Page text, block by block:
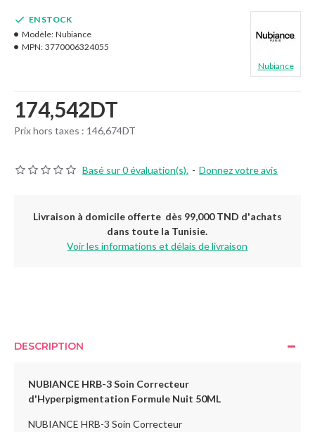
Basé sur 0 évaluation(s). - Donnez votre avis
174,542DT
Prix hors taxes : 146,674DT
EN STOCK
Modèle: Nubiance
MPN: 3770006324055
Nubiance
Livraison à domicile offerte dès 99,000 TND d'achats
dans toute la Tunisie.
Voir les informations et délais de livraison
DESCRIPTION
NUBIANCE HRB-3 Soin Correcteur
d'Hyperpigmentation Formule Nuit 50ML
NUBIANCE HRB-3 Soin Correcteur